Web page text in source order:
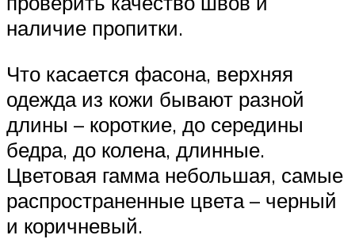
наличие пропитки.
Что касается фасона, верхняя
одежда из кожи бывают разной
длины – короткие, до середины
бедра, до колена, длинные.
Цветовая гамма небольшая, самые
распространенные цвета – черный
и коричневый.